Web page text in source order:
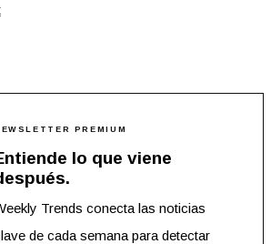
PREMIUM
lo que viene
Trends conecta las noticias
de cada semana para detectar